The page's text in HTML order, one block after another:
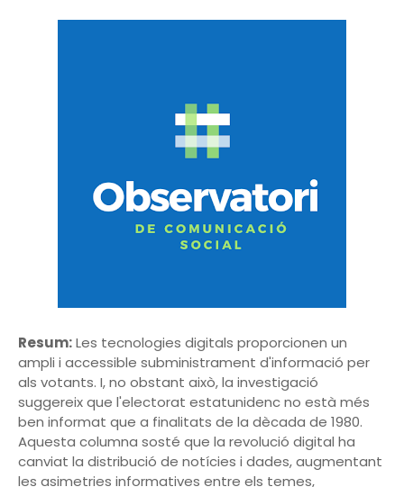
Resum:Les tecnologies digitals proporcionen un
ampli i accessible subministrament d'informació per
als votants. I, no obstant això, la investigació
suggereix que l'electorat estatunidenc no està més
ben informat que a finalitats de la dècada de 1980.
Aquesta columna sosté que la revolució digital ha
canviat la distribució de notícies i dades, augmentant
les asimetries informatives entre els temes,